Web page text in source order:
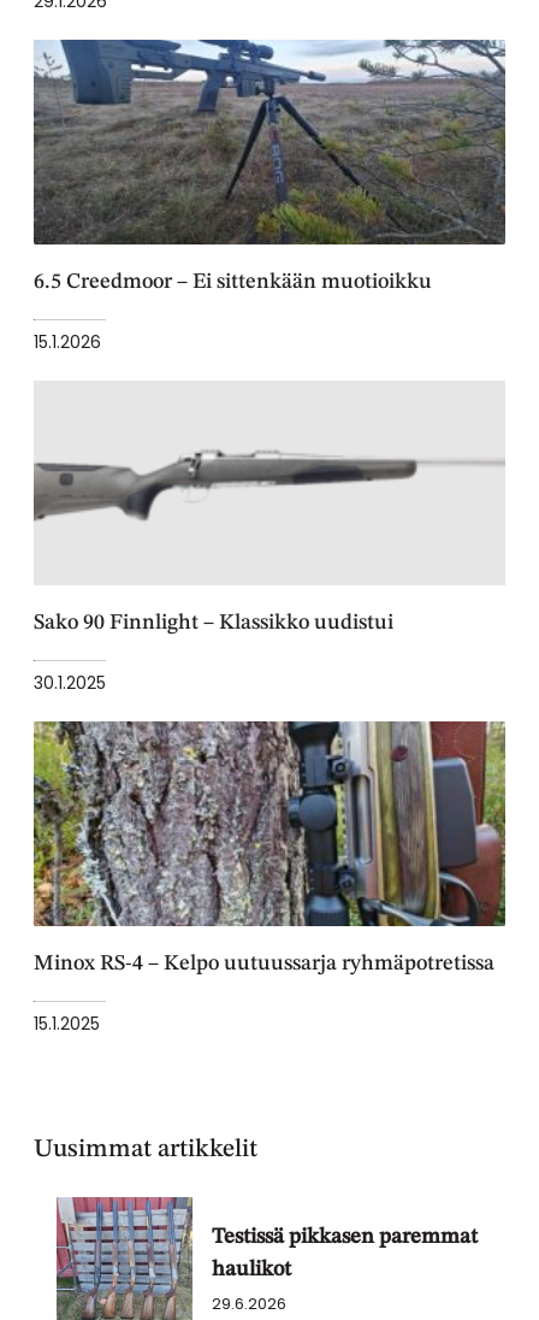
6.5 Creedmoor – Ei sittenkään muotioikku
15.1.2026
Sako 90 Finnlight – Klassikko uudistui
30.1.2025
Minox RS-4 – Kelpo uutuussarja ryhmäpotretissa
15.1.2025
Uusimmat artikkelit
Testissä pikkasen paremmat
haulikot
29.6.2026